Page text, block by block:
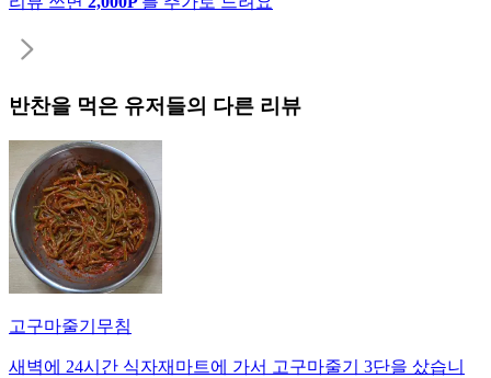
반찬을 먹은 유저들의 다른 리뷰
고구마줄기무침
새벽에 24시간 식자재마트에 가서 고구마줄기 3단을 샀습니